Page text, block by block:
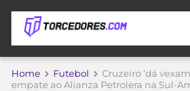
APOSTAS
Home Futebol
Cruzeiro ‘dá
empate ao Alianza Petrolera na Sul-